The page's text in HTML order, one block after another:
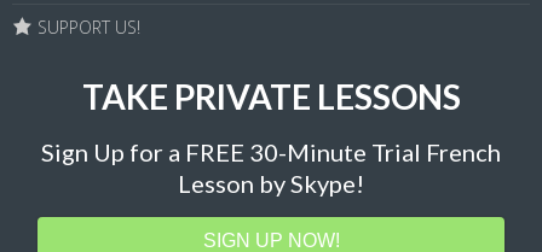
SUPPORT US!
TAKE PRIVATE LESSONS
Sign Up for a FREE 30-Minute Trial French
Lesson by Skype!
SIGN UP NOW!